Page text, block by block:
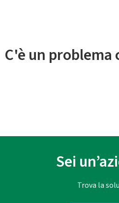
C'è un
Sei
Trova la